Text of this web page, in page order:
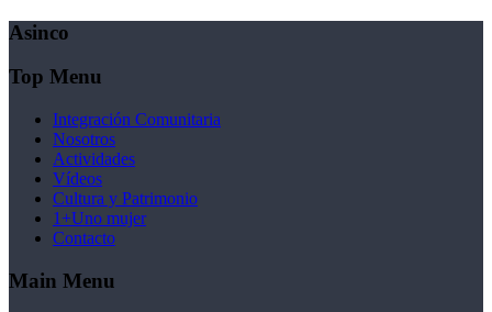
Asinco
Top Menu
Integración Comunitaria
Nosotros
Actividades
Vídeos
Cultura y Patrimonio
1+Uno mujer
Contacto
Main Menu